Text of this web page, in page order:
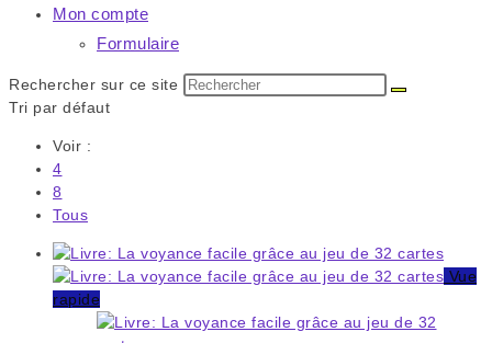
Mon compte
Formulaire
Rechercher sur ce site
Tri par défaut
Voir :
4
8
Tous
Vue
rapide